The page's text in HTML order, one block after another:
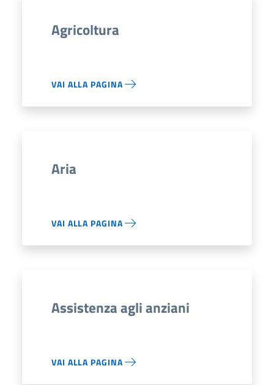
Agricoltura
VAI ALLA PAGINA
Aria
VAI ALLA PAGINA
Assistenza agli anziani
VAI ALLA PAGINA